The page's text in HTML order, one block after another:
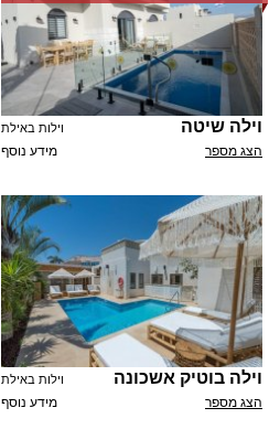
וילה שיטה וילות באילת
מידע נוסף הצג מספר
וילה בוטיק אשכונה וילות באילת
מידע נוסף הצג מספר